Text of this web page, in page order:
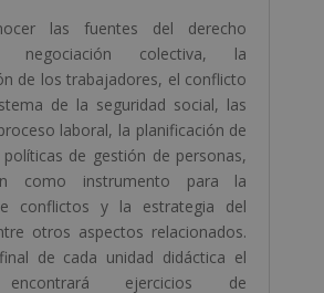
las fuentes del derecho
negociación colectiva, la
de los trabajadores, el conflicto
de la seguridad social, las
laboral, la planificación de
políticas de gestión de personas,
como instrumento para la
conflictos y la estrategia del
otros aspectos relacionados.
de cada unidad didáctica el
encontrará ejercicios de